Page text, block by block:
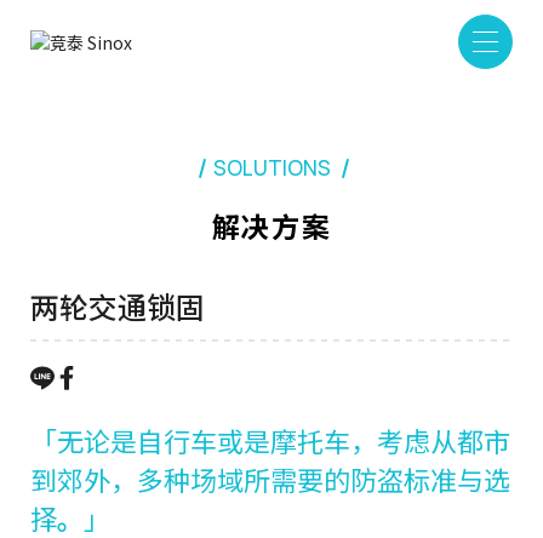
SOLUTIONS
解决方案
两轮交通锁固
「无论是自行车或是摩托车，考虑从都市
到郊外，多种场域所需要的防盗标准与选
择。 」